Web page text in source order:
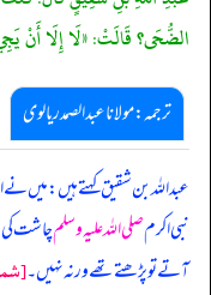
الضُّحَى؟ قَالَتْ: «لَا إِلَا أَنْ
ترجمہ:مولانا عبدالصمد ریالوی
عبداللہ بن شقیق کہتے ہیں: میں نے
نبی اکرمصلی اللہ علیہ وسلمچاشت کی
آتے تو پڑھتے تھے ورنہ نہیں۔